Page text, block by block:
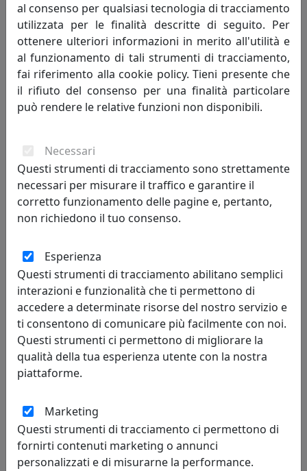
LAMPADA DA TAVOLO ASTRO A 3 LUCI 206.123.01 TRASPARENTE
Metal Lux
LAMPADA DA TAVOLO FREE SPIRIT 130.211.00
Metal Lux
180,00 €
al consenso per qualsiasi tecnologia di tracciamento
utilizzata per le finalità descritte di seguito. Per
ottenere ulteriori informazioni in merito all'utilità e
al funzionamento di tali strumenti di tracciamento,
fai riferimento alla cookie policy. Tieni presente che
il rifiuto del consenso per una finalità particolare
può rendere le relative funzioni non disponibili.
Necessari
Questi strumenti di tracciamento sono strettamente
necessari per misurare il traffico e garantire il
corretto funzionamento delle pagine e, pertanto,
non richiedono il tuo consenso.
Esperienza
Questi strumenti di tracciamento abilitano semplici
interazioni e funzionalità che ti permettono di
accedere a determinate risorse del nostro servizio e
ti consentono di comunicare più facilmente con noi.
Questi strumenti ci permettono di migliorare la
qualità della tua esperienza utente con la nostra
piattaforme.
Marketing
Questi strumenti di tracciamento ci permettono di
fornirti contenuti marketing o annunci
personalizzati e di misurarne la performance.